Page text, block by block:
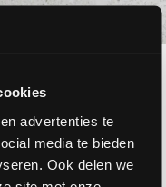
advertenties te
media te bieden
Ook delen we
GIETVLOEREN MET
gietvloer
Bekijk alle vragen